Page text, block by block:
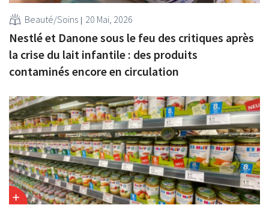
Beauté/Soins 20 Mai, 2026
Nestlé et Danone sous le feu des critiques après
la crise du lait infantile : des produits
contaminés encore en circulation